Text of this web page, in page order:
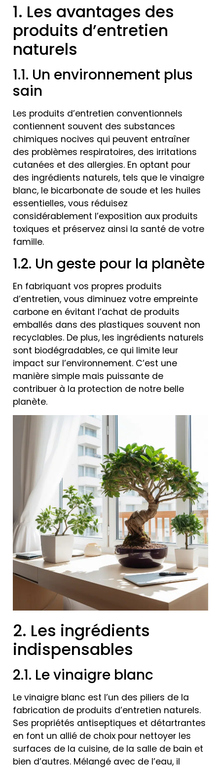
1. Les avantages des
produits d’entretien
naturels
1.1. Un environnement plus
sain
Les produits d’entretien conventionnels
contiennent souvent des substances
chimiques nocives qui peuvent entraîner
des problèmes respiratoires, des irritations
cutanées et des allergies. En optant pour
des ingrédients naturels, tels que le vinaigre
blanc, le bicarbonate de soude et les huiles
essentielles, vous réduisez
considérablement l’exposition aux produits
toxiques et préservez ainsi la santé de votre
famille.
1.2. Un geste pour la planète
En fabriquant vos propres produits
d’entretien, vous diminuez votre empreinte
carbone en évitant l’achat de produits
emballés dans des plastiques souvent non
recyclables. De plus, les ingrédients naturels
sont biodégradables, ce qui limite leur
impact sur l’environnement. C’est une
manière simple mais puissante de
contribuer à la protection de notre belle
planète.
2. Les ingrédients
indispensables
2.1. Le vinaigre blanc
Le vinaigre blanc est l’un des piliers de la
fabrication de produits d’entretien naturels.
Ses propriétés antiseptiques et détartrantes
en font un allié de choix pour nettoyer les
surfaces de la cuisine, de la salle de bain et
bien d’autres. Mélangé avec de l’eau, il